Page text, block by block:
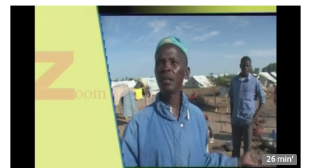
26 min'